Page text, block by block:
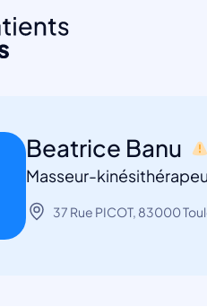
Beatrice Banu
Masseur-
37 Rue PICOT, 83000